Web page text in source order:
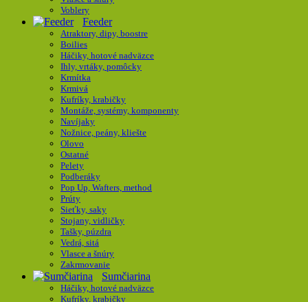
Voblery
Feeder
Atraktory, dipy, boostre
Boilies
Háčiky, hotové nadväzce
Ihly, vrtáky, pomôcky
Krmítka
Krmivá
Kufríky, krabičky
Montáže, systémy, komponenty
Navíjaky
Nožnice, peány, kliešte
Olovo
Ostatné
Pelety
Podberáky
Pop Up, Wafters, method
Prúty
Sieťky, saky
Stojany, vidličky
Tašky, púzdra
Vedrá, sitá
Vlasce a šnúry
Zakrmovanie
Sumčiarina
Háčiky, hotové nadväzce
Kufríky, krabičky